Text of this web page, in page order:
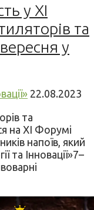
у XI
та
у
22.08.2023
та
на XI Форумі
напоїв, який
та Інновації»7–